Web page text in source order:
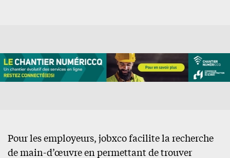
Pour les employeurs, jobxco facilite la recherche
de main-d’œuvre en permettant de trouver